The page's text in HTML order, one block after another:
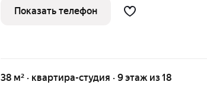
освещение. В квартире требуется ремонт, но это даёт
возможность создать
Показать телефон
38 м² · квартира-студия · 9 этаж из 18